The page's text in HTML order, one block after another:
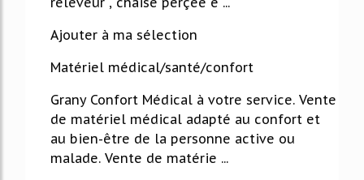
Ajouter à ma sélection
Matériel médical/santé/confort
Grany Confort Médical à votre service. Vente
de matériel médical adapté au confort et
au bien-être de la personne active ou
malade. Vente de matérie ...